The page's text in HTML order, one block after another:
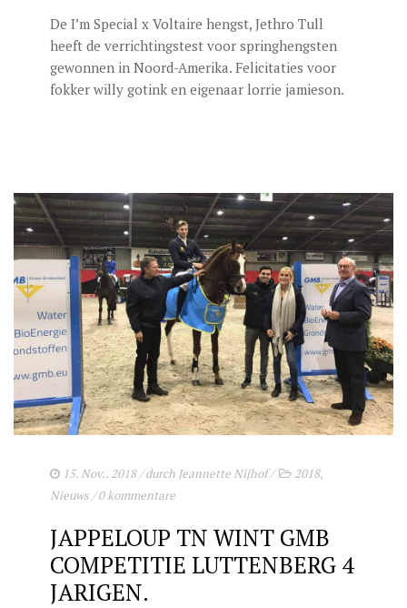
De I’m Special x Voltaire hengst, Jethro Tull
heeft de verrichtingstest voor springhengsten
gewonnen in Noord-Amerika. Felicitaties voor
fokker willy gotink en eigenaar lorrie jamieson.
15. Nov.. 2018/ durch Jeannette Nijhof/ 2018,
Nieuws/0 kommentare
JAPPELOUP TN WINT GMB
COMPETITIE LUTTENBERG 4
JARIGEN.